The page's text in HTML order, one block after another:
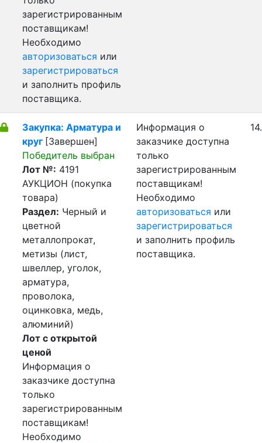
зарегистрированным
поставщикам!
Необходимо
авторизоваться или
зарегистрироваться
и заполнить профиль
поставщика.
Закупка: Арматура и
круг [Завершен]
Победитель выбран
Лот №: 4191
АУКЦИОН (покупка
товара)
Раздел: Черный и
цветной
металлопрокат,
метизы (лист,
швеллер, уголок,
арматура,
проволока,
оцинковка, медь,
алюминий)
Лот с открытой
ценой
Информация о
заказчике доступна
только
зарегистрированным
поставщикам!
Необходимо
Информация о
заказчике доступна
только
зарегистрированным
поставщикам!
Необходимо
авторизоваться или
зарегистрироваться
и заполнить профиль
поставщика.